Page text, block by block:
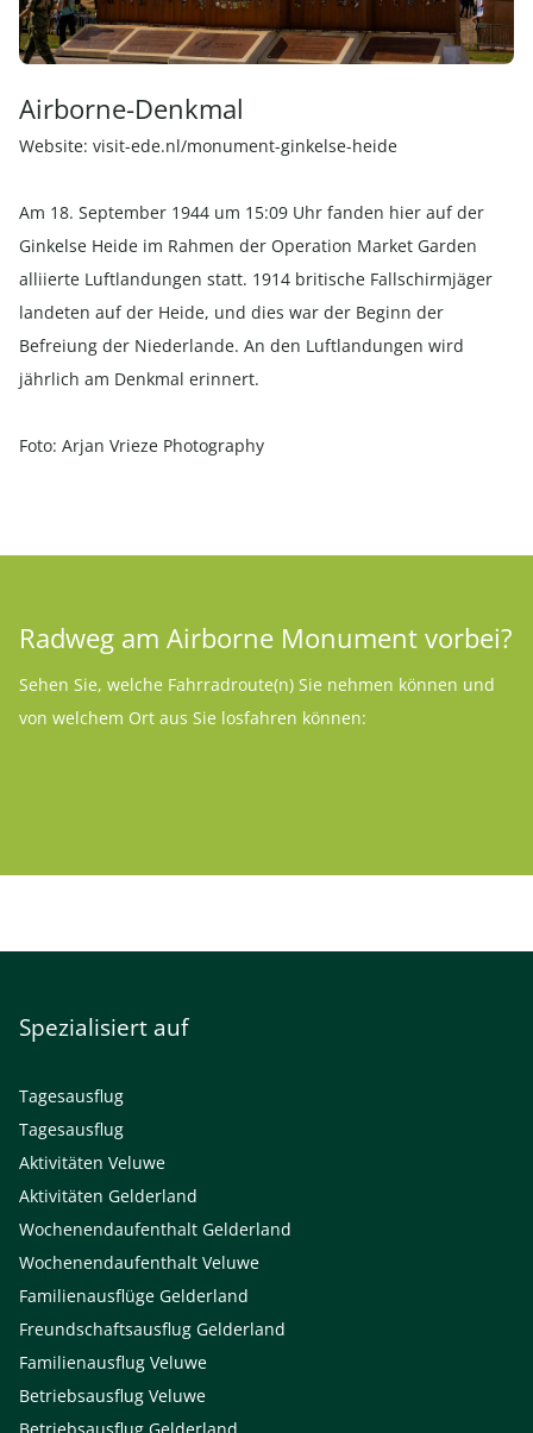
Airborne-Denkmal
Website: visit-ede.nl/monument-ginkelse-heide
Am 18. September 1944 um 15:09 Uhr fanden hier auf der
Ginkelse Heide im Rahmen der Operation Market Garden
alliierte Luftlandungen statt. 1914 britische Fallschirmjäger
landeten auf der Heide, und dies war der Beginn der
Befreiung der Niederlande. An den Luftlandungen wird
jährlich am Denkmal erinnert.
Foto: Arjan Vrieze Photography
Radweg am Airborne Monument vorbei?
Sehen Sie, welche Fahrradroute(n) Sie nehmen können und
von welchem Ort aus Sie losfahren können:
Spezialisiert auf
Tagesausflug
Tagesausflug
Aktivitäten Veluwe
Aktivitäten Gelderland
Wochenendaufenthalt Gelderland
Wochenendaufenthalt Veluwe
Familienausflüge Gelderland
Freundschaftsausflug Gelderland
Familienausflug Veluwe
Betriebsausflug Veluwe